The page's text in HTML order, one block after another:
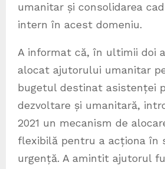
umanitar și consolidarea
intern în acest domeniu.
A informat că, în ultimii doi
alocat ajutorului umanitar
bugetul destinat asistenței
dezvoltare și umanitară,
2021 un mecanism de
flexibilă pentru a acționa în
urgență. A amintit ajutorul